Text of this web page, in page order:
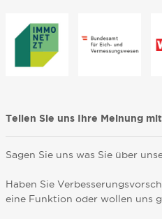
Teilen Sie uns Ihre Meinung
Sagen Sie uns was Sie über
Haben Sie
eine Funktion oder wollen uns